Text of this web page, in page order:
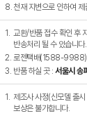
8. 천재 지변으로 인하여
1. 교환/반품 접수 확인 후
반송처리 될 수 있습니다.
2. 로젠택배(1588-9988)
3. 반품 하실 곳 :서울시 송
1. 제조사 사정(신모델 출
보상은 불가합니다.